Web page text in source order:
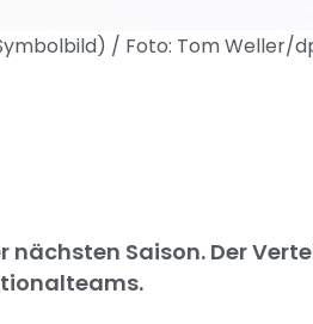
/ Foto: Tom Weller/
Saison. Der